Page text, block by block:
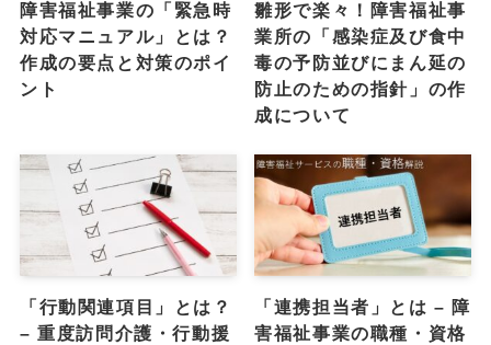
障害福祉事業の「緊急時
対応マニュアル」とは？
作成の要点と対策のポイ
ント
雛形で楽々！障害福祉事
業所の「感染症及び食中
毒の予防並びにまん延の
防止のための指針」の作
成について
「行動関連項目」とは？
– 重度訪問介護・行動援
「連携担当者」とは – 障
害福祉事業の職種・資格